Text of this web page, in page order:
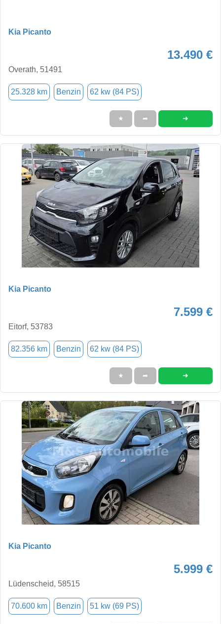
Kia Picanto
13.490 €
Overath, 51491
25.328 km Benzin 62 kw (84 PS)
★ ➦ ➜
Kia Picanto
7.599 €
Eitorf, 53783
82.356 km Benzin 62 kw (84 PS)
★ ➦ ➜
Kia Picanto
5.999 €
Lüdenscheid, 58515
70.600 km Benzin 51 kw (69 PS)